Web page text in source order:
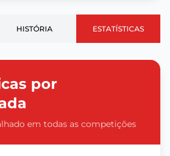
HISTÓRIA ESTATÍSTICAS
por
em todas as competições